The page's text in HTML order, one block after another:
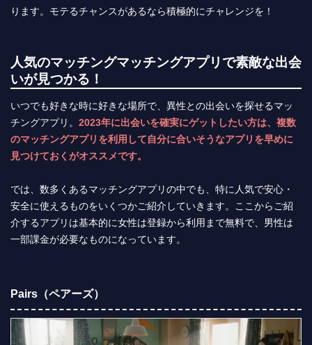
ります。モテるチャンスがあるなら積極的にチャレンジを！
人気のマッチングマッチングアプリで素敵な出会
いが見つかる！
いつでも好きな時に好きな場所で、異性との出会いを探せるマッ
チングアプリ。 2023年に出会いを確実にゲットしたい方は、複数
のマッチングアプリを利用して自分に合いそうなアプリを早めに
見つけておくがオススメです。
では、数多くあるマッチングアプリの中でも、特に人気で安心・
安全に使えるものをいくつかご紹介していきます。ここからご紹
介するアプリは基本的に女性は登録から利用まで無料で、男性は
一部課金が必要なものになっています。
Pairs（ペアーズ）